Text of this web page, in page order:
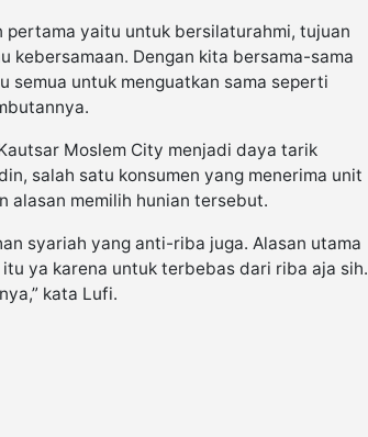
pertama yaitu untuk bersilaturahmi, tujuan
kebersamaan. Dengan kita bersama-sama
semua untuk menguatkan sama seperti
Moslem City menjadi daya tarik
salah satu konsumen yang menerima unit
alasan memilih hunian tersebut.
syariah yang anti-riba juga. Alasan utama
ya karena untuk terbebas dari riba aja sih.
kata Lufi.